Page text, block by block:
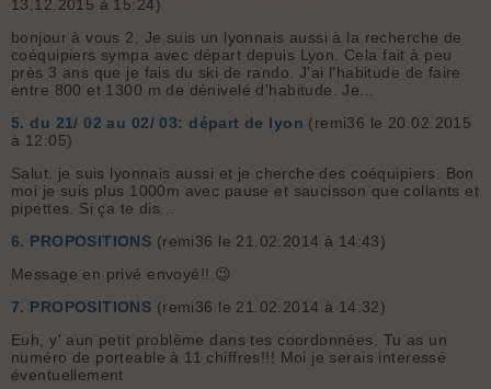
13.12.2015 à 15:24)
bonjour à vous 2, Je suis un lyonnais aussi à la recherche de
coéquipiers sympa avec départ depuis Lyon. Cela fait à peu
près 3 ans que je fais du ski de rando. J'ai l'habitude de faire
entre 800 et 1300 m de dénivelé d'habitude. Je...
5. du 21/ 02 au 02/ 03: départ de lyon (remi36 le 20.02.2015
à 12:05)
Salut. je suis lyonnais aussi et je cherche des coéquipiers. Bon
moi je suis plus 1000m avec pause et saucisson que collants et
pipettes. Si ça te dis...
6. PROPOSITIONS (remi36 le 21.02.2014 à 14:43)
Message en privé envoyé!! 😉
7. PROPOSITIONS (remi36 le 21.02.2014 à 14:32)
Euh, y' aun petit problème dans tes coordonnées. Tu as un
numéro de porteable à 11 chiffres!!! Moi je serais interessé
éventuellement